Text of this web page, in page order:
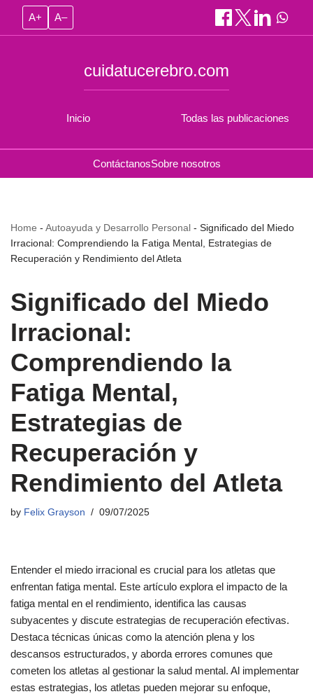
A+ A–
Inicio
cuidatucerebro.com
Todas las publicaciones
ContáctanosSobre nosotros
Home - Autoayuda y Desarrollo Personal - Significado del Miedo
Irracional: Comprendiendo la Fatiga Mental, Estrategias de
Recuperación y Rendimiento del Atleta
Significado del Miedo
Irracional:
Comprendiendo la
Fatiga Mental,
Estrategias de
Recuperación y
Rendimiento del Atleta
by Felix Grayson 09/07/2025
Entender el miedo irracional es crucial para los atletas que
enfrentan fatiga mental. Este artículo explora el impacto de la
fatiga mental en el rendimiento, identifica las causas
subyacentes y discute estrategias de recuperación efectivas.
Destaca técnicas únicas como la atención plena y los
descansos estructurados, y aborda errores comunes que
cometen los atletas al gestionar la salud mental. Al implementar
estas estrategias, los atletas pueden mejorar su enfoque,